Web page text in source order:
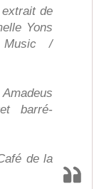
de
Yons
Music /
barré-
de la